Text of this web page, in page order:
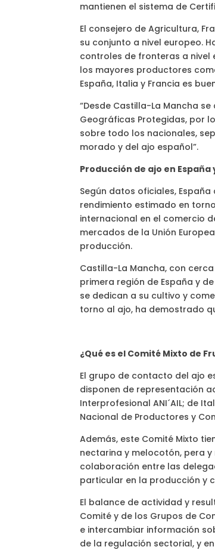
mantienen el sistema de
El consejero de Agricultura,
su conjunto a nivel europeo.
controles de fronteras a
los mayores productores
España, Italia y Francia es
“Desde Castilla-La Mancha
Geográficas Protegidas, por
sobre todo los nacionales,
morado y del ajo español”.
Producción de ajo en
Según datos oficiales,
rendimiento estimado en
internacional en el comercio
mercados de la Unión
producción.
Castilla-La Mancha, con
primera región de España y
se dedican a su cultivo y
torno al ajo, ha demostrado
¿Qué es el Comité Mixto de
El grupo de contacto del ajo
disponen de representación
Interprofesional ANI´AIL; de
Nacional de Productores y
Además, este Comité Mixto
nectarina y melocotón, pera
colaboración entre las
particular en la producción y
El balance de actividad y
Comité y de los Grupos de
e intercambiar información
de la regulación sectorial, y